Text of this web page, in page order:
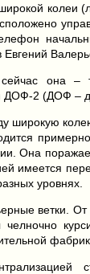
она –
2 (ДОФ –
широкую
Она
имеется
уровнях.
ветки.